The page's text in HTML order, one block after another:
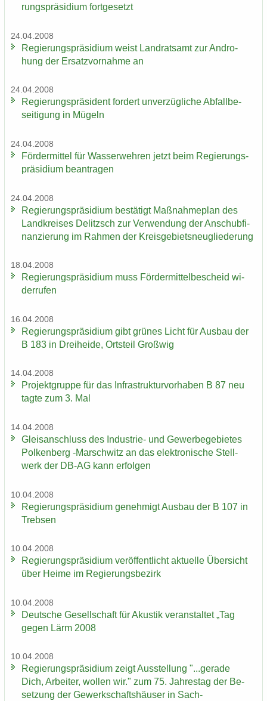
rungs­prä­si­di­um fort­ge­setzt
24.04.2008
Re­gie­rungs­prä­si­di­um weist Land­rats­amt zur An­dro­
hung der Er­satz­vor­nah­me an
24.04.2008
Re­gie­rungs­prä­si­dent for­dert un­ver­züg­li­che Ab­fall­be­
sei­ti­gung in Mü­geln
24.04.2008
För­der­mit­tel für Was­ser­weh­ren jetzt beim Re­gie­rungs­
prä­si­di­um be­an­tra­gen
24.04.2008
Re­gie­rungs­prä­si­di­um be­stä­tigt Maß­nah­me­plan des
Land­krei­ses De­litzsch zur Ver­wen­dung der An­schub­fi­
nan­zie­rung im Rah­men der Kreis­ge­biets­neu­glie­de­rung
18.04.2008
Re­gie­rungs­prä­si­di­um muss För­der­mit­tel­be­scheid wi­
der­ru­fen
16.04.2008
Re­gie­rungs­prä­si­di­um gibt grü­nes Licht für Aus­bau der
B 183 in Drei­hei­de, Orts­teil Groß­wig
14.04.2008
Pro­jekt­grup­pe für das In­fra­struk­tur­vor­ha­ben B 87 neu
tagte zum 3. Mal
14.04.2008
Gleis­an­schluss des Industrie-​ und Ge­wer­be­ge­bie­tes
Pol­ken­berg -​Marschwitz an das elek­tro­ni­sche Stell­
werk der DB-AG kann er­fol­gen
10.04.2008
Re­gie­rungs­prä­si­di­um ge­neh­migt Aus­bau der B 107 in
Treb­sen
10.04.2008
Re­gie­rungs­prä­si­di­um ver­öf­fent­licht ak­tu­el­le Über­sicht
über Heime im Re­gie­rungs­be­zirk
10.04.2008
Deut­sche Ge­sell­schaft für Akus­tik ver­an­stal­tet „Tag
gegen Lärm 2008
10.04.2008
Re­gie­rungs­prä­si­di­um zeigt Aus­stel­lung "...ge­ra­de
Dich, Ar­bei­ter, wol­len wir." zum 75. Jah­res­tag der Be­
set­zung der Ge­werk­schafts­häu­ser in Sach­